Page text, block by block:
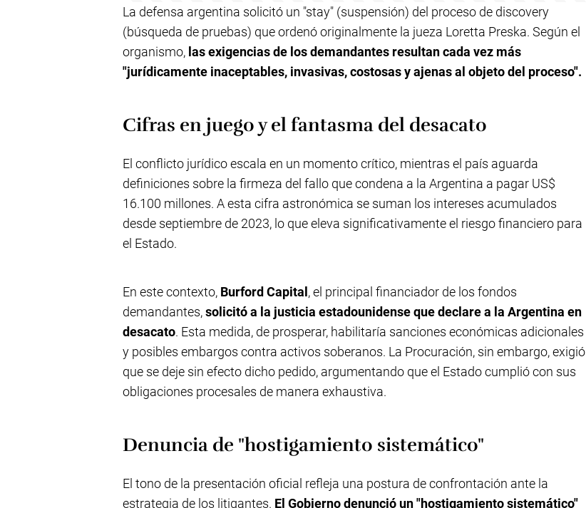
La defensa argentina solicitó un "stay" (suspensión) del proceso de discovery
(búsqueda de pruebas) que ordenó originalmente la jueza Loretta Preska. Según el
organismo, las exigencias de los demandantes resultan cada vez más
"jurídicamente inaceptables, invasivas, costosas y ajenas al objeto del proceso".
Cifras en juego y el fantasma del desacato
El conflicto jurídico escala en un momento crítico, mientras el país aguarda
definiciones sobre la firmeza del fallo que condena a la Argentina a pagar US$
16.100 millones. A esta cifra astronómica se suman los intereses acumulados
desde septiembre de 2023, lo que eleva significativamente el riesgo financiero para
el Estado.
En este contexto, Burford Capital, el principal financiador de los fondos
demandantes,solicitó a la justicia estadounidense que declare a la Argentina en
desacato. Esta medida, de prosperar, habilitaría sanciones económicas adicionales
y posibles embargos contra activos soberanos. La Procuración, sin embargo, exigió
que se deje sin efecto dicho pedido, argumentando que el Estado cumplió con sus
obligaciones procesales de manera exhaustiva.
Denuncia de "hostigamiento sistemático"
El tono de la presentación oficial refleja una postura de confrontación ante la
estrategia de los litigantes. El Gobierno denunció un "hostigamiento sistemático"